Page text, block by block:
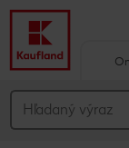
Hlavný obsah